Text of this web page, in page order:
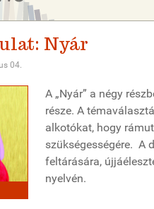
Nyár
04.
A „Nyár” a négy
része. A
alkotókat, hogy
szükségességére. A
feltárására,
nyelvén.